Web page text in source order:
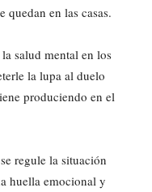
quedan en las casas.
salud mental en los
la lupa al duelo
produciendo en el
regule la situación
huella emocional y